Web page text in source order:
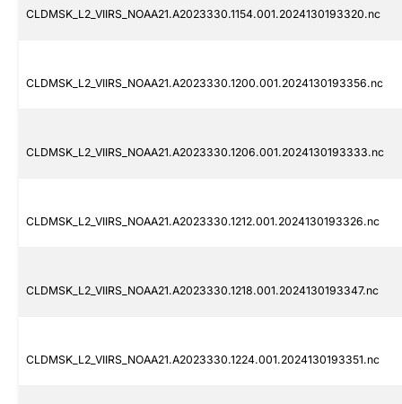
CLDMSK_L2_VIIRS_NOAA21.A2023330.1154.001.2024130193320.nc
CLDMSK_L2_VIIRS_NOAA21.A2023330.1200.001.2024130193356.nc
CLDMSK_L2_VIIRS_NOAA21.A2023330.1206.001.2024130193333.nc
CLDMSK_L2_VIIRS_NOAA21.A2023330.1212.001.2024130193326.nc
CLDMSK_L2_VIIRS_NOAA21.A2023330.1218.001.2024130193347.nc
CLDMSK_L2_VIIRS_NOAA21.A2023330.1224.001.2024130193351.nc